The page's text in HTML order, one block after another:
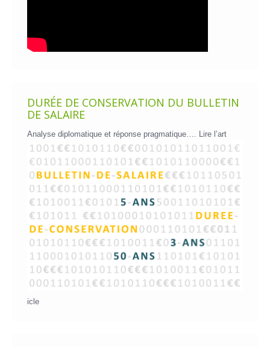
DURÉE DE CONSERVATION DU BULLETIN
DE SALAIRE
Analyse diplomatique et réponse pragmatique…. Lire l’art
icle